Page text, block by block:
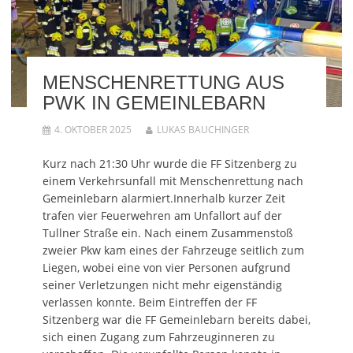
t
e
i
l
e
n
W
r
d
i
n
e
m
F
e
n
s
t
r
e
ö
f
f
n
e
t
)
k
l
i
c
k
e
(
W
i
d
n
u
e
m
F
e
n
s
e
g
e
ö
f
f
n
e
t
W
i
r
d
i
n
e
u
e
m
F
n
e
r
g
e
ö
f
f
e
)
z
u
t
e
i
l
n
W
i
i
e
u
e
m
F
e
n
t
e
r
g
e
ö
f
f
n
e
)
e
i
l
e
n
W
i
r
d
i
n
e
m
F
e
n
s
t
r
e
ö
f
f
n
e
t
)
MENSCHENRETTUNG AUS
PWK IN GEMEINLEBARN
4. OKTOBER 2025 LUKAS BAUCHINGER
Kurz nach 21:30 Uhr wurde die FF Sitzenberg zu
einem Verkehrsunfall mit Menschenrettung nach
Gemeinlebarn alarmiert.Innerhalb kurzer Zeit
trafen vier Feuerwehren am Unfallort auf der
Tullner Straße ein. Nach einem Zusammenstoß
zweier Pkw kam eines der Fahrzeuge seitlich zum
Liegen, wobei eine von vier Personen aufgrund
seiner Verletzungen nicht mehr eigenständig
verlassen konnte. Beim Eintreffen der FF
Sitzenberg war die FF Gemeinlebarn bereits dabei,
sich einen Zugang zum Fahrzeuginneren zu